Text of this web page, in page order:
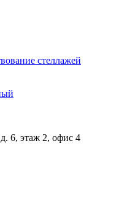
стеллажей
6, этаж 2, офис 4